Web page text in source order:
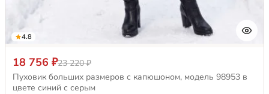
4.8
18 756 ₽23 220 ₽
Пуховик больших размеров с капюшоном, модель 98953 в
цвете синий с серым